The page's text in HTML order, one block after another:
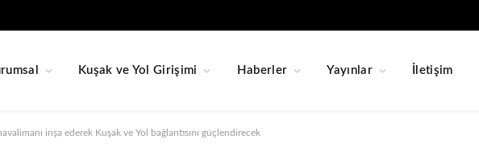
Kuşak ve Yol Girişimi Haberler Yayınlar İletişim
inşa ederek Kuşak ve Yol bağlantısını güçlendirecek